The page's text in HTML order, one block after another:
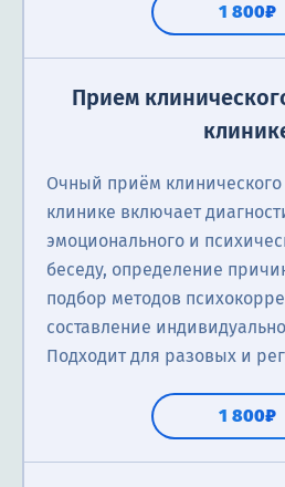
1 800₽
Прием
Очный приём клинического
клинике включает
эмоционального и
беседу, определение
подбор методов
составление
Подходит для разовых и
1 800₽